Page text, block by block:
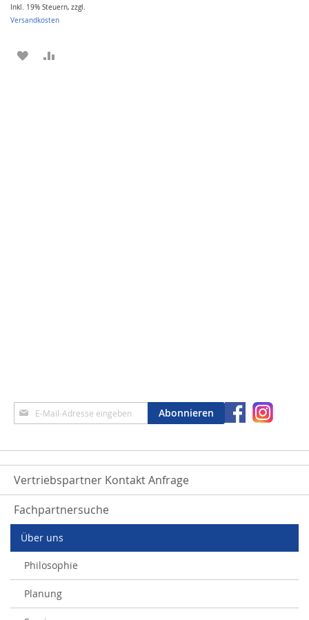
Inkl. 19% Steuern, zzgl.
Versandkosten
ZUR
Anmeldung
zum
Abonnieren
Vertriebspartner Kontakt Anfrage
Fachpartnersuche
Über uns
Philosophie
Planung